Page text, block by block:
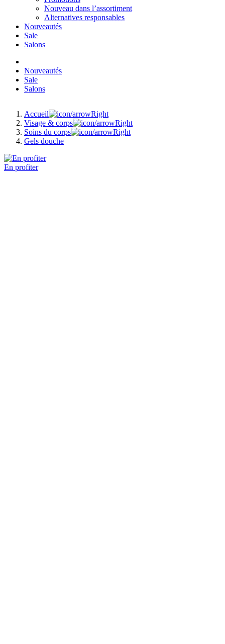
Nouveau dans l’assortiment
Alternatives responsables
Nouveautés
Sale
Salons
Nouveautés
Sale
Salons
Accueil
Visage & corps
Soins du corps
Gels douche
En profiter